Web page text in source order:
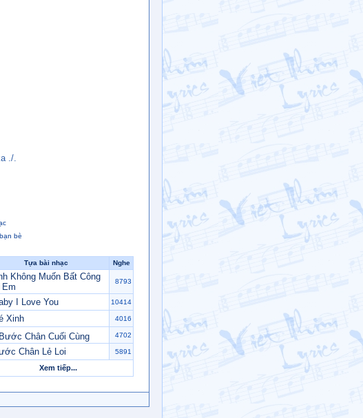
./.
bè
Tựa bài nhạc Nghe
Không Muốn Bất Công
8793
I Love You 10414
Xinh 4016
Bước Chân Cuối Cùng 4702
Chân Lẻ Loi 5891
Xem tiếp...